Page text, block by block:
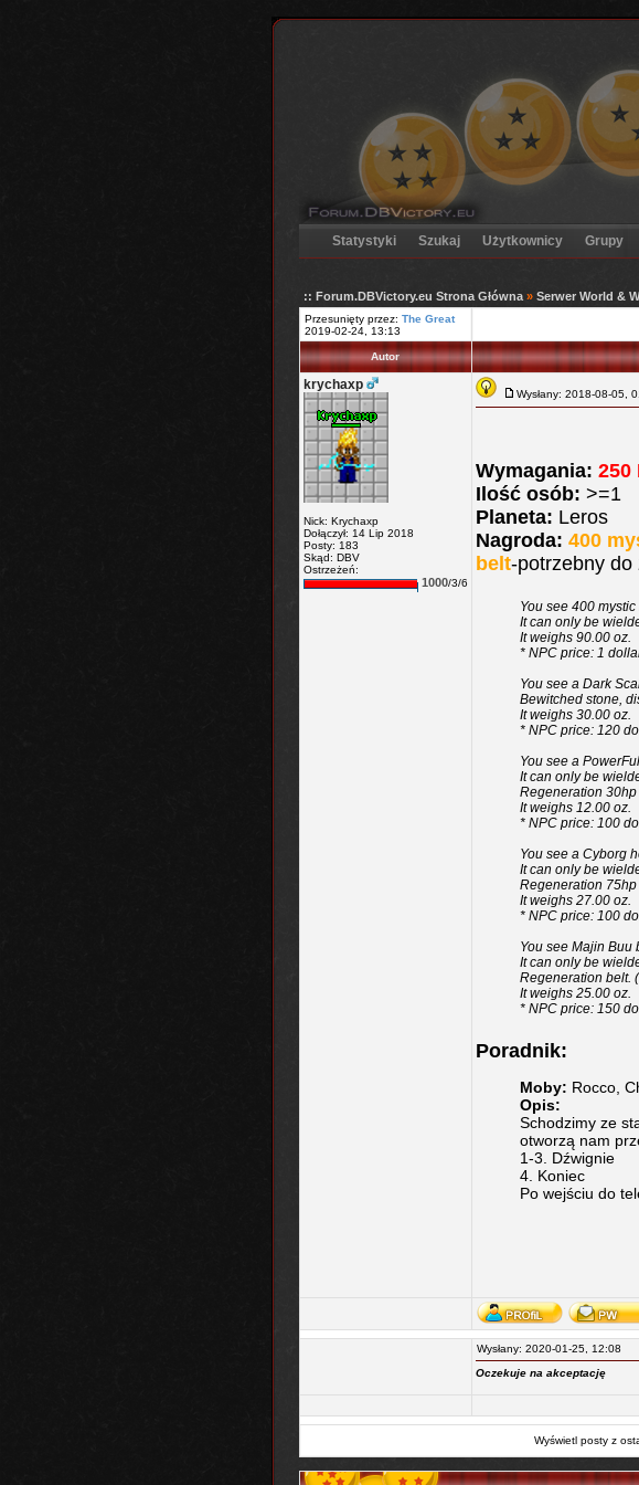
Statystyki Szukaj Użytkownicy Grupy
:: Forum.DBVictory.eu Strona Główna» Serwer World &
Przesunięty przez: The Great
2019-02-24, 13:13
Autor
krychaxp
Nick: Krychaxp
Dołączył: 14 Lip 2018
Posty: 183
Skąd: DBV
Ostrzeżeń:
1000/3/6
Wysłany: 2018-08-05,
Wymagania: 250
Ilość osób: >=1
Planeta: Leros
Nagroda: 400
belt-potrzebny do
You see 400 mystic
It can only be
It weighs 90.00 oz.
* NPC price: 1
You see a Dark
Bewitched stone,
It weighs 30.00 oz.
* NPC price: 120
You see a
It can only be
Regeneration 30hp
It weighs 12.00 oz.
* NPC price: 100
You see a Cyborg
It can only be
Regeneration 75hp
It weighs 27.00 oz.
* NPC price: 100
You see Majin Buu
It can only be
Regeneration belt.
It weighs 25.00 oz.
* NPC price: 150
Poradnik:
Moby: Rocco,
Opis:
Schodzimy ze
otworzą nam
1-3. Dźwignie
4. Koniec
Po wejściu do
Wysłany: 2020-01-25, 12:08
Oczekuje na akceptację
Wyświetl posty z